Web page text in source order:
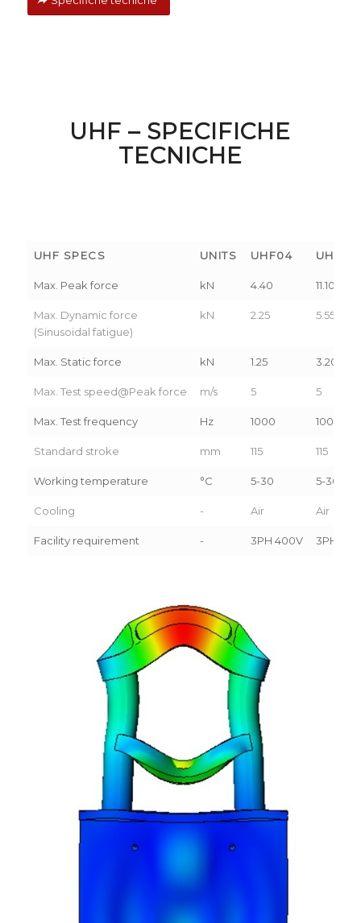
UHF – SPECIFICHE
TECNICHE
UHF SPECS UNITS UHF04
Max. Peak force kN 4.40 11.10
Max. Dynamic force
(Sinusoidal fatigue)
kN 2.25 5.55
Max. Static force kN 1.25 3.20
Max. Test speed@Peak force m/s 5 5
Max. Test frequency Hz 1000 1000
Standard stroke mm 115 115
Working temperature °C 5-30 5-30
Cooling - Air Air
Facility requirement - 3PH 400V 3PH